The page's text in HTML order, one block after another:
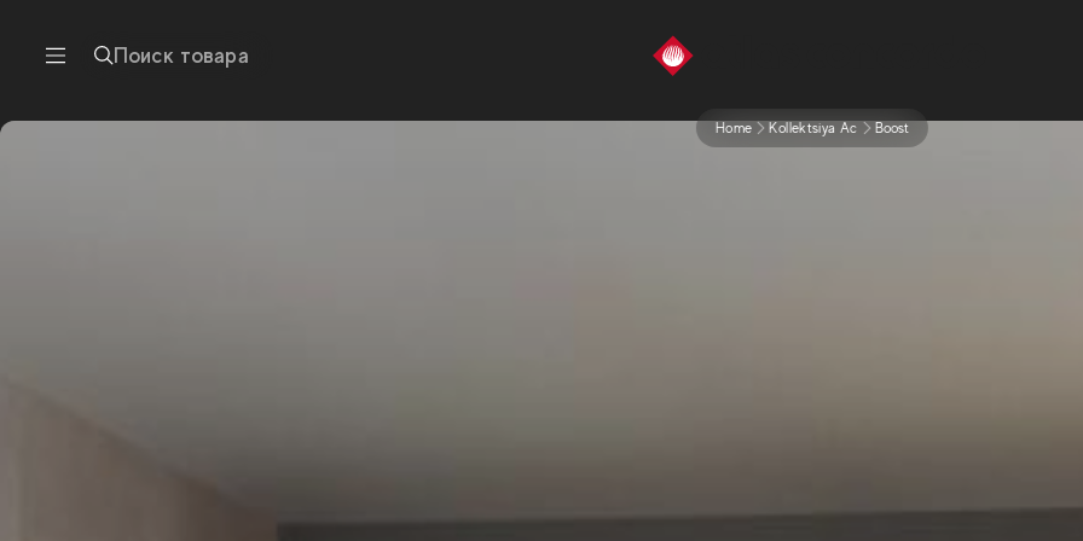
Поиск товара
Home Kollektsiya Ac Boost